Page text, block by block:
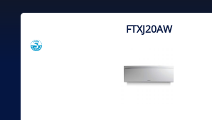
FTXJ20AW